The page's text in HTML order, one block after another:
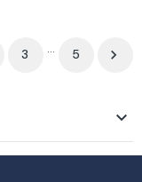
3 … 5 
